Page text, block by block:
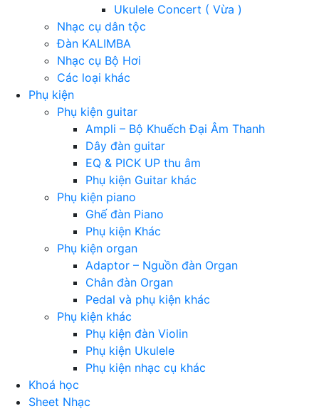
Ukulele Concert ( Vừa )
Nhạc cụ dân tộc
Đàn KALIMBA
Nhạc cụ Bộ Hơi
Các loại khác
Phụ kiện
Phụ kiện guitar
Ampli – Bộ Khuếch Đại Âm Thanh
Dây đàn guitar
EQ & PICK UP thu âm
Phụ kiện Guitar khác
Phụ kiện piano
Ghế đàn Piano
Phụ kiện Khác
Phụ kiện organ
Adaptor – Nguồn đàn Organ
Chân đàn Organ
Pedal và phụ kiện khác
Phụ kiện khác
Phụ kiện đàn Violin
Phụ kiện Ukulele
Phụ kiện nhạc cụ khác
Khoá học
Sheet Nhạc